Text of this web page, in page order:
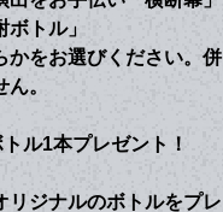
トル」
をお選びください。併
。
ル1本プレゼント！
リジナルのボトルをプレ